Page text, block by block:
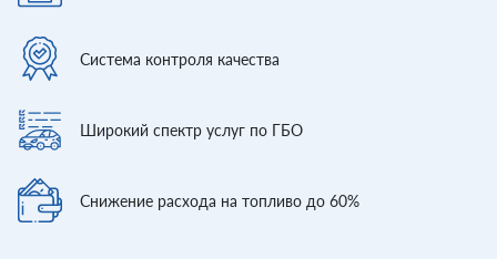
Система контроля качества
Широкий спектр услуг по ГБО
Снижение расхода на топливо до 60%